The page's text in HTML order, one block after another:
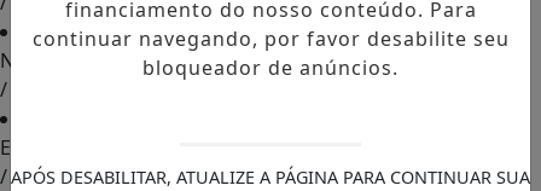
Notícias
/
Eusébio
/
financiamento do nosso conteúdo. Para
continuar navegando, por favor desabilite seu
bloqueador de anúncios.
APÓS DESABILITAR, ATUALIZE A PÁGINA PARA CONTINUAR SUA